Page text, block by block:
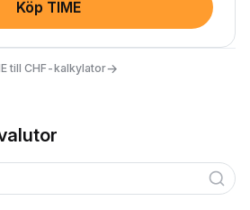
Köp TIME
till CHF-kalkylator→